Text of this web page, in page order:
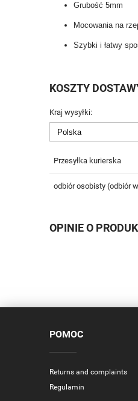
Grubość 5mm
Mocowania na
Szybki i łatwy
KOSZTY
Kraj wysyłki:
Przesyłka kurierska
odbiór osobisty(odbiór
OPINIE O
POMOC
Returns and complaints
Regulamin